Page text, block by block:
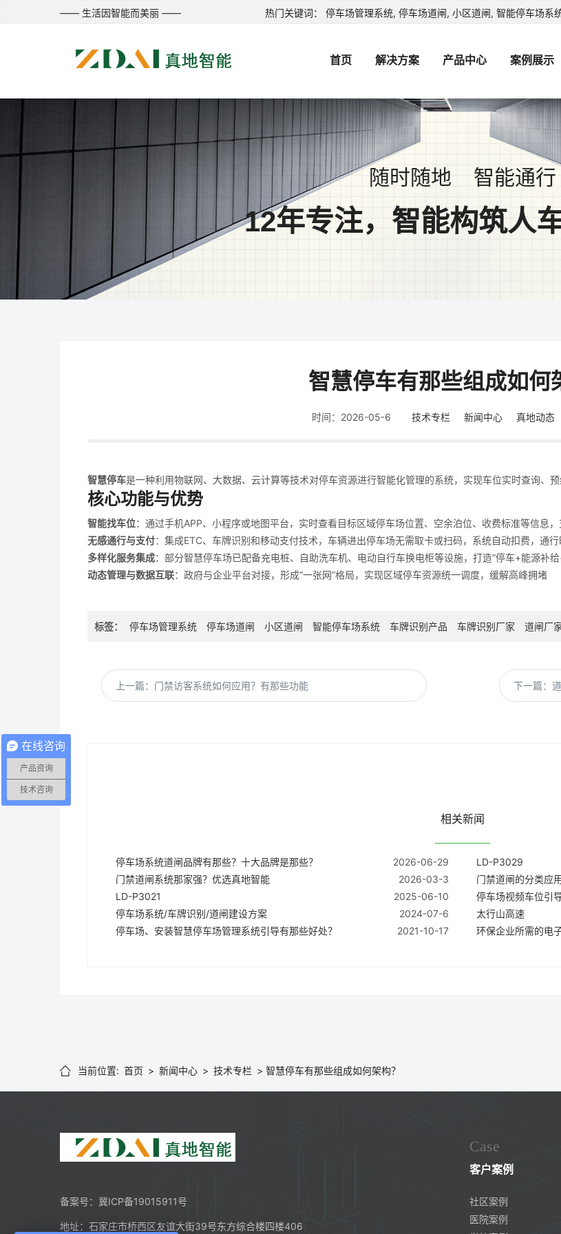
—— 生活因智能而美丽 —— 热门关键词： 停车场管理系统, 停车场道闸, 小区道闸, 智能停车场系
首页 解决方案 产品中心 案例展示
随时随地 智能通行
12年专注，智能构筑人
智慧停车有那些组成如何
时间：2026-05-6 技术专栏 新闻中心 真地动态
智慧停车是一种利用物联网、大数据、云计算等技术对停车资源进行智能化管理的系统，实现车位实时查询、
核心功能与优势
智能找车位：通过手机APP、小程序或地图平台，实时查看目标区域停车场位置、空余泊位、收费标准等信息，
无感通行与支付：集成ETC、车牌识别和移动支付技术，车辆进出停车场无需取卡或扫码，系统自动扣费，通行
多样化服务集成：部分智慧停车场已配备充电桩、自助洗车机、电动自行车换电柜等设施，打造“停车+能源补给
动态管理与数据互联‌：政府与企业平台对接，形成“一张网”格局，实现区域停车资源统一调度，缓解高峰拥堵
标签： 停车场管理系统 停车场道闸 小区道闸 智能停车场系统 车牌识别产品 车牌识别厂家 道闸厂
上一篇：门禁访客系统如何应用？有那些功能 下一篇：
相关新闻
停车场系统道闸品牌有那些？十大品牌是那些？ 2026-06-29 LD-P3029
门禁道闸系统那家强？优选真地智能
2026-03-3 门禁道闸的分类应
LD-P3021
2025-06-10 停车场视频车位引
停车场系统/车牌识别/道闸建设方案
2024-07-6 太行山高速
停车场、安装智慧停车场管理系统引导有那些好处？
2021-10-17 环保企业所需的电
 当前位置: 首页 > 新闻中心 > 技术专栏 > 智慧停车有那些组成如何架构？
备案号： 冀ICP备19015911号
地址：石家庄市桥西区友谊大街39号东方综合楼四楼406
Case
客户案例
社区案例
医院案例
在线咨询
产品资询
技术咨询